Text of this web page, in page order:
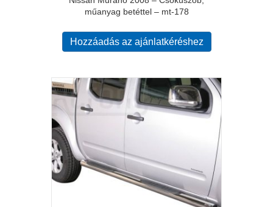
műanyag betéttel – mt-178
Hozzáadás az ajánlatkéréshez